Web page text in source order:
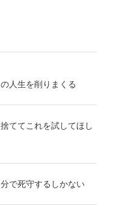
人生を削りまくる
ててこれを試してほし
で死守するしかない